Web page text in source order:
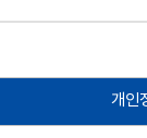
개인